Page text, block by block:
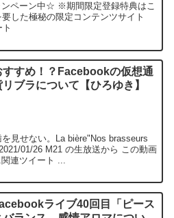
ペーン中☆ ※期間限定登録特典はこ
した極秘の限定コンテンツサイト
すすめ！？Facebookの仮想通
リブラについて【ひろゆき】
を見せない。La bière"Nos brasseurs
01/26 M21 の生放送から この動画
連ツイート ...
ライブ40回目「ピース